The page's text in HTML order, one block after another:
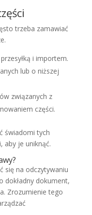
trzeba zamawiać
i importem.
lub o niższej
związanych z
części.
świadomi tych
aby je uniknąć.
się na odczytywaniu
dokładny dokument,
Zrozumienie tego